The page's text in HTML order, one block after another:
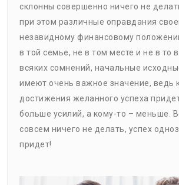
склонны совершенно ничего не
при этом различные оправдания
незавидному финансовому
в той семье, не в том месте и не в то
всяких сомнений, начальные
имеют очень важное значение, ведь
достижения желанного успеха
больше усилий, а кому-то – меньше.
совсем ничего не делать, успех
придет!